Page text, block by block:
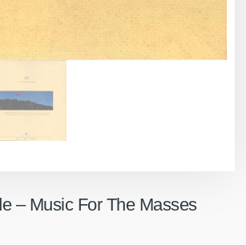
‎– Music For The Masses